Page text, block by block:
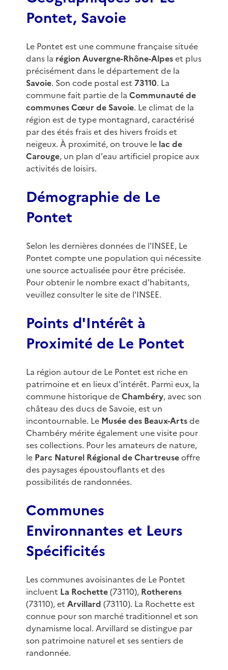
Pontet, Savoie
Le Pontet est une commune française située
dans la région Auvergne-Rhône-Alpeset plus
précisément dans le département de la
Savoie. Son code postal est 73110. La
commune fait partie de la Communauté de
communes Cœur de Savoie. Le climat de la
région est de type montagnard, caractérisé
par des étés frais et des hivers froids et
neigeux. À proximité, on trouve le lac de
Carouge, un plan d'eau artificiel propice aux
activités de loisirs.
Démographie de Le
Pontet
Selon les dernières données de l'INSEE, Le
Pontet compte une population qui nécessite
une source actualisée pour être précisée.
Pour obtenir le nombre exact d'habitants,
veuillez consulter le site de l'INSEE.
Points d'Intérêt à
Proximité de Le Pontet
La région autour de Le Pontet est riche en
patrimoine et en lieux d'intérêt. Parmi eux, la
commune historique deChambéry, avec son
château des ducs de Savoie, est un
incontournable. Le Musée des Beaux-Artsde
Chambéry mérite également une visite pour
ses collections. Pour les amateurs de nature,
le Parc Naturel Régional de Chartreuseoffre
des paysages époustouflants et des
possibilités de randonnées.
Communes
Environnantes et Leurs
Spécificités
Les communes avoisinantes de Le Pontet
incluent La Rochette(73110), Rotherens
(73110), et Arvillard (73110). La Rochette est
connue pour son marché traditionnel et son
dynamisme local. Arvillard se distingue par
son patrimoine naturel et ses sentiers de
randonnée.